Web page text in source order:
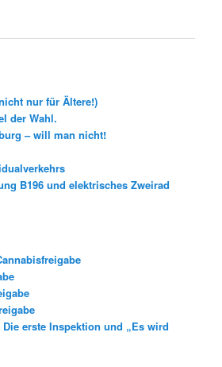
nur für Ältere!)
der Wahl.
– will man nicht!
B196 und elektrisches Zweirad
Die erste Inspektion und „Es wird